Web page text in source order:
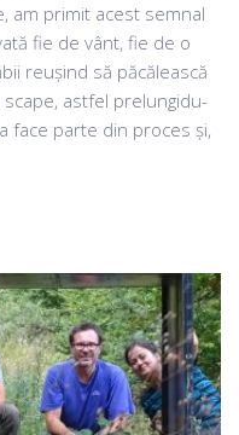
am primit acest semnal
fie de vânt, fie de o
reuşind să păcălească
astfel prelungidu-
face parte din proces şi,